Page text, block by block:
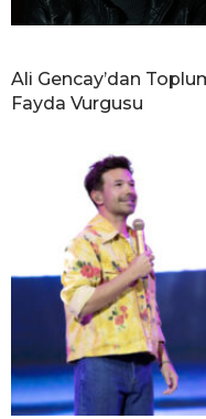
Ali Gencay’dan
Fayda Vurgusu